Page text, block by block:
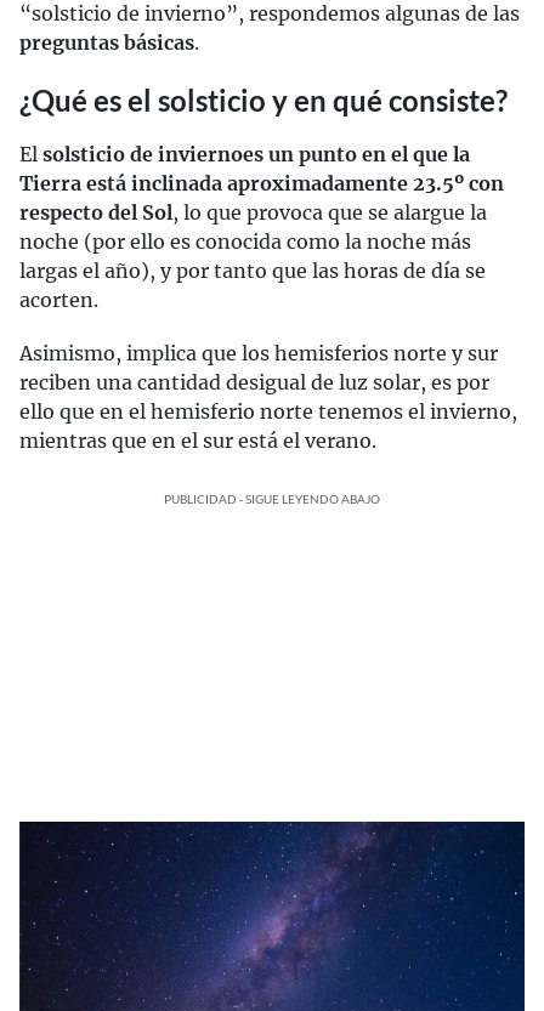
“solsticio de invierno”, respondemos algunas de las
preguntas básicas.
¿Qué es el solsticio y en qué consiste?
El solsticio de inviernoes un punto en el que la
Tierra está inclinada aproximadamente 23.5º con
respecto del Sol, lo que provoca que se alargue la
noche (por ello es conocida como la noche más
largas el año), y por tanto que las horas de día se
acorten.
Asimismo, implica que los hemisferios norte y sur
reciben una cantidad desigual de luz solar, es por
ello que en el hemisferio norte tenemos el invierno,
mientras que en el sur está el verano.
PUBLICIDAD - SIGUE LEYENDO ABAJO